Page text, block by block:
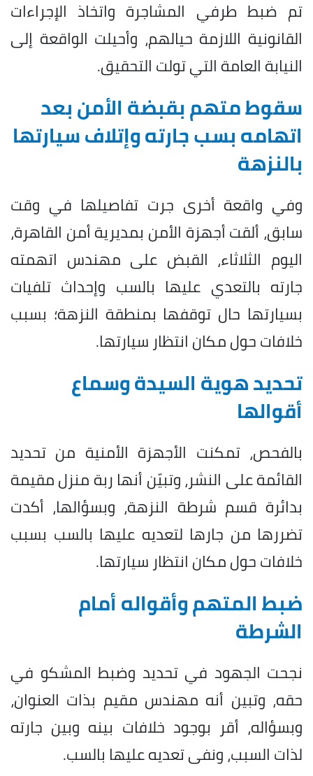
تم ضبط طرفي المشاجرة واتخاذ الإجراءات
القانونية اللازمة حيالهم، وأحيلت الواقعة إلى
النيابة العامة التي تولت التحقيق.
سقوط متهم بقبضة الأمن بعد
اتهامه بسب جارته وإتلاف سيارتها
بالنزهة
وفي واقعة أخرى جرت تفاصيلها في وقت
سابق، ألقت أجهزة الأمن بمديرية أمن القاهرة،
اليوم الثلاثاء، القبض على مهندس اتهمته
جارته بالتعدي عليها بالسب وإحداث تلفيات
بسيارتها حال توقفها بمنطقة النزهة؛ بسبب
خلافات حول مكان انتظار سيارتها.
تحديد هوية السيدة وسماع
أقوالها
بالفحص، تمكنت الأجهزة الأمنية من تحديد
القائمة على النشر، وتبيّن أنها ربة منزل مقيمة
بدائرة قسم شرطة النزهة، وبسؤالها، أكدت
تضررها من جارها لتعديه عليها بالسب بسبب
خلافات حول مكان انتظار سيارتها.
ضبط المتهم وأقواله أمام
الشرطة
نجحت الجهود في تحديد وضبط المشكو في
حقه، وتبين أنه مهندس مقيم بذات العنوان،
وبسؤاله، أقر بوجود خلافات بينه وبين جارته
لذات السبب، ونفى تعديه عليها بالسب.